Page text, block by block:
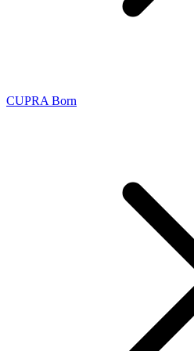
CUPRA Born